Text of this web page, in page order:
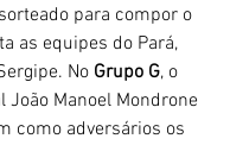
para compor o
as equipes do Pará,
No Grupo G, o
João Manoel Mondrone
como adversários os